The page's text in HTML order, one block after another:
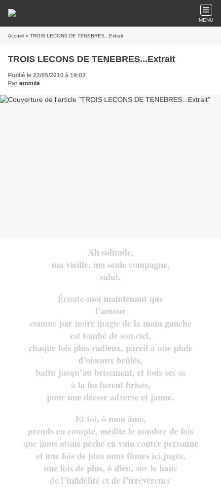
MENU
Accueil » TROIS LECONS DE TENEBRES...Extrait
TROIS LECONS DE TENEBRES...Extrait
Publié le 22/05/2010 à 19:02
Par emmila
Ah solitude,
ma vieille, ma seule compagne,
salut.
Écoute-moi maintenant que
l’amour
comme par noire magie de la main gauche
est tombé de son ciel,
chaque fois plus radieux, pareil à une pluie
d’oiseaux brûlés,
battu jusqu’au brisement, et tous ses os
à la fin furent brisés,
pour une déesse adverse et jaune.
Et toi, ô mon âme,
prends en compte, médite le nombre de fois
que nous avons péché en vain contre personne
et une fois de plus nous fûmes ici jugés,
une fois de plus, ô dieu, sur le banc
de l’infidélité et de l’irrévérence